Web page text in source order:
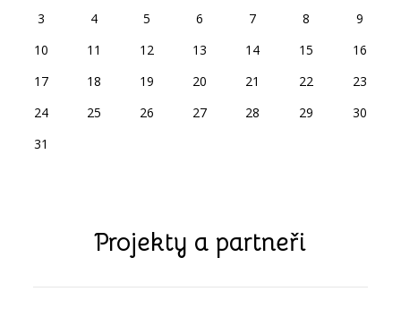
3
4 5 6 7 8
9
10
11 12 13 14 15
16
17
18 19 20 21 22
23
24
25 26 27 28 29
30
31
Projekty a partneři